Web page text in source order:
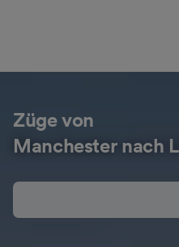
Züge von
Manchester nach